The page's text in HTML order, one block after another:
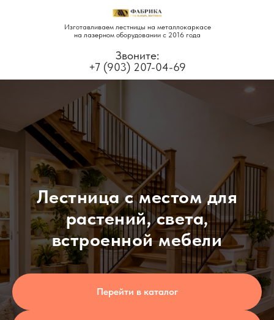
+7 (903) 207-04-69
Звоните:
Изготавливаем лестницы на металлокаркасе
на лазерном оборудовании с 2016 года
Лестница с местом для
растений, света,
встроенной мебели
Перейти в каталог